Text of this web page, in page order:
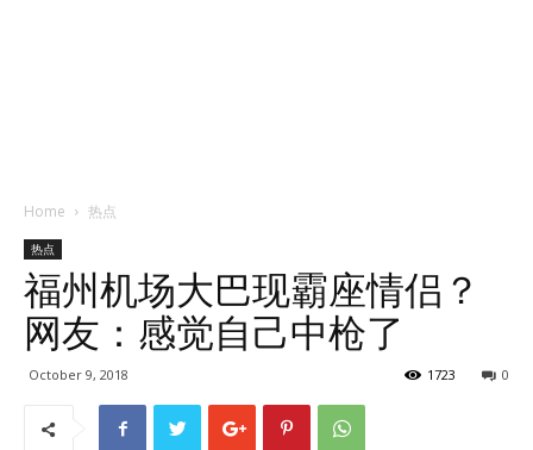
Home 热点
热点
福州机场大巴现霸座情侣？
网友：感觉自己中枪了
October 9, 2018 0
1723